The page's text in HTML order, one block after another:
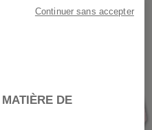
DE
Continuer sans accepter